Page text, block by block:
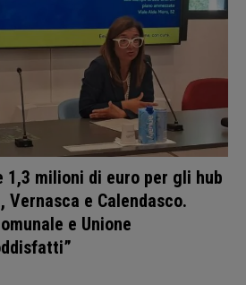
1,3 milioni di euro per gli hub
Vernasca e Calendasco.
e Unione